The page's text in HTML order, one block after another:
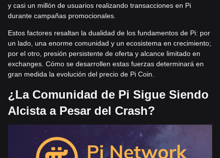
y casi un millón de usuarios realizando transacciones en Pi
durante campañas promocionales.
Estos factores resaltan la dualidad de los fundamentos de Pi: por
un lado, una enorme comunidad y un ecosistema en crecimiento;
por el otro, presión persistente de oferta y alcance limitado en
exchanges. Cómo se desarrollen estas fuerzas determinará en
gran medida la evolución del precio de Pi Coin.
¿La Comunidad de Pi Sigue Siendo
Alcista a Pesar del Crash?